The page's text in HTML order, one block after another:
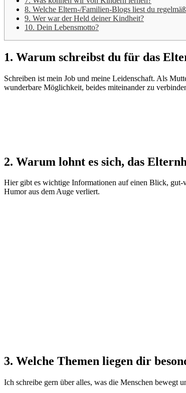
8. Welche Eltern-/Familien-Blogs liest du
9. Wer war der Held deiner Kindheit?
10. Dein Lebensmotto?
1. Warum schreibst du für das
Schreiben ist mein Job und meine Leidenschaft. Als
wunderbare Möglichkeit, beides miteinander zu
2. Warum lohnt es sich, das
Hier gibt es wichtige Informationen auf einen Blick, gut-
Humor aus dem Auge verliert.
3. Welche Themen liegen dir
Ich schreibe gern über alles, was die Menschen bewegt